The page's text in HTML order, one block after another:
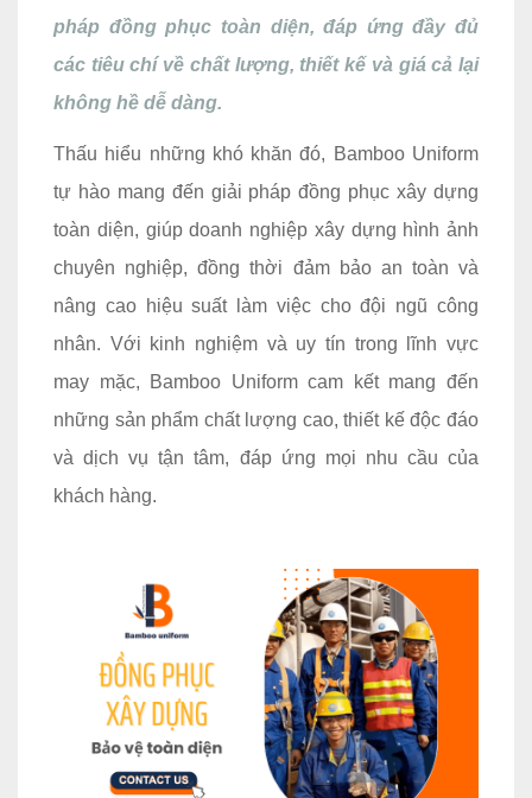
pháp đồng phục toàn diện, đáp ứng đầy đủ
các tiêu chí về chất lượng, thiết kế và giá cả lại
không hề dễ dàng.
Thấu hiểu những khó khăn đó, Bamboo Uniform
tự hào mang đến giải pháp đồng phục xây dựng
toàn diện, giúp doanh nghiệp xây dựng hình ảnh
chuyên nghiệp, đồng thời đảm bảo an toàn và
nâng cao hiệu suất làm việc cho đội ngũ công
nhân. Với kinh nghiệm và uy tín trong lĩnh vực
may mặc, Bamboo Uniform cam kết mang đến
những sản phẩm chất lượng cao, thiết kế độc đáo
và dịch vụ tận tâm, đáp ứng mọi nhu cầu của
khách hàng.